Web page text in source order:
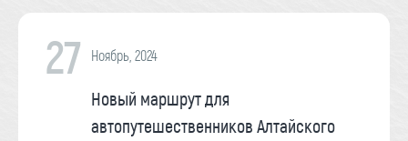
27 Ноябрь, 2024
Новый маршрут для
автопутешественников Алтайского